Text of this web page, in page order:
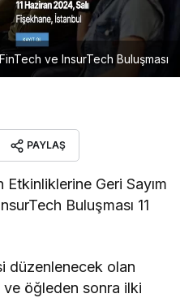
ve InsurTech Buluşması
PAYLAŞ
Geri Sayım
Buluşması 11
düzenlenecek olan
ve öğleden sonra ilki